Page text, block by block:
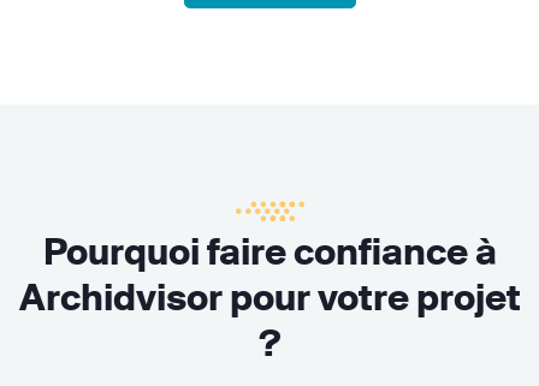
Pourquoi faire confiance à
Archidvisor pour votre projet
?